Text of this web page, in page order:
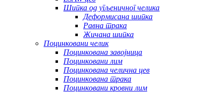
Шипка од угљеничног челика
Деформисана шипка
Равна трака
Жичана шипка
Поцинковани челик
Поцинкована завојница
Поцинковани лим
Поцинкована челична цев
Поцинкована трака
Поцинковани кровни лим